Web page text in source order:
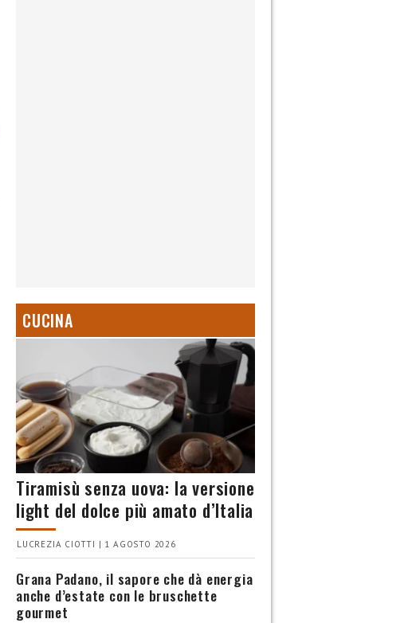
CUCINA
Tiramisù senza uova: la versione
light del dolce più amato d’Italia
LUCREZIA CIOTTI | 1 AGOSTO 2026
Grana Padano, il sapore che dà energia
anche d’estate con le bruschette
gourmet